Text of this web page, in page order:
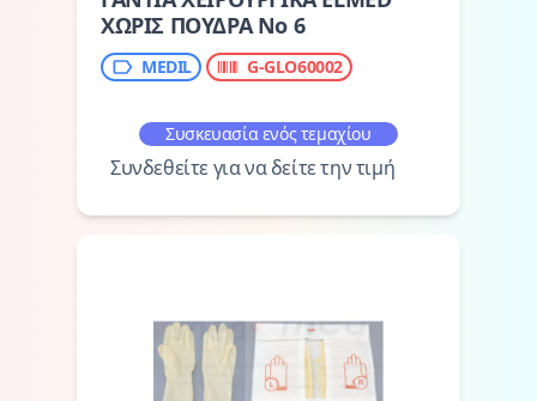
ΧΩΡΙΣ ΠΟΥΔΡΑ Νο 6
MEDIL G-GLO60002
Συσκευασία ενός τεμαχίου
Συνδεθείτε για να δείτε την τιμή